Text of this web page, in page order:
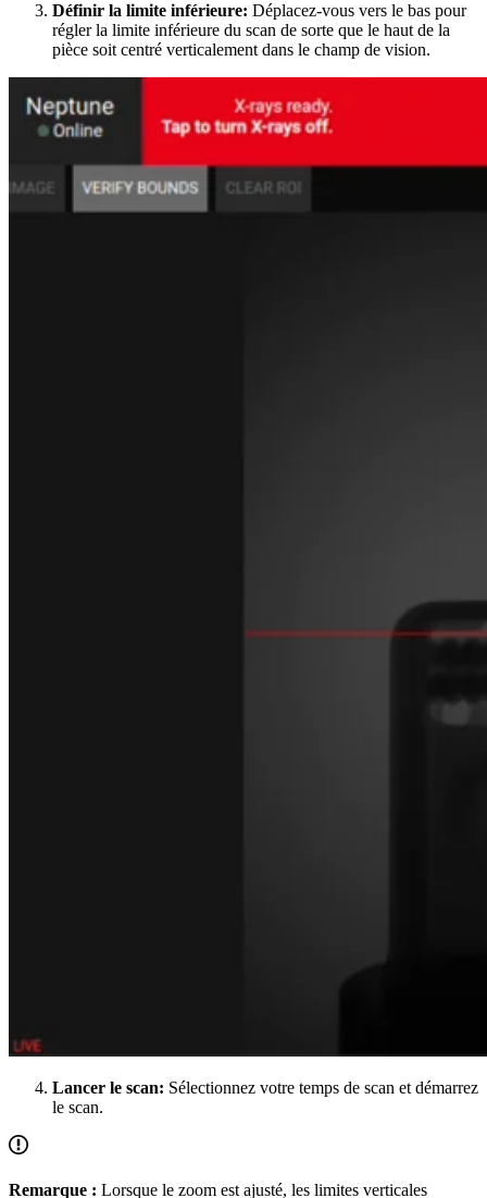
Définir la limite inférieure: Déplacez-vous vers le bas pour
régler la limite inférieure du scan de sorte que le haut de la
pièce soit centré verticalement dans le champ de vision.
Lancer le scan: Sélectionnez votre temps de scan et démarrez
le scan.
Remarque : Lorsque le zoom est ajusté, les limites verticales